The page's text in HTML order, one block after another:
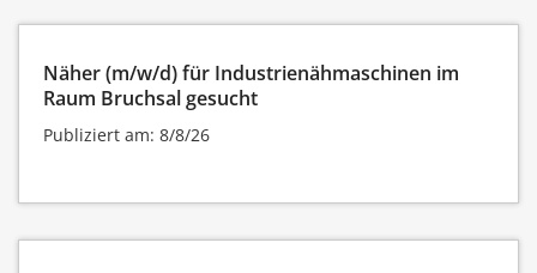
Näher (m/w/d) für Industrienähmaschinen im
Raum Bruchsal gesucht
Publiziert am: 8/8/26